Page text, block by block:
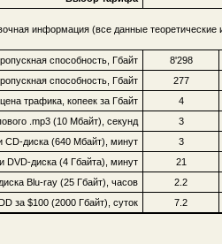
информация (все данные
способность, Гбайт
8'298
способность, Гбайт
277
трафика, копеек за Гбайт
4
.mp3 (10 Мбайт), секунд
3
CD-диска (640 Мбайт), минут
3
DVD-диска (4 Гбайта), минут
21
Blu-ray (25 Гбайт), часов
2.2
за $100 (2000 Гбайт), суток
7.2